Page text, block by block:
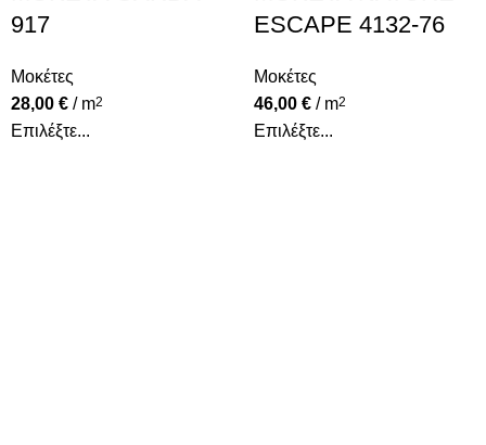
917
Μοκέτες
28,00 € / m2
Επιλέξτε...
ESCAPE 4132-76
Μοκέτες
46,00 € / m2
Επιλέξτε...